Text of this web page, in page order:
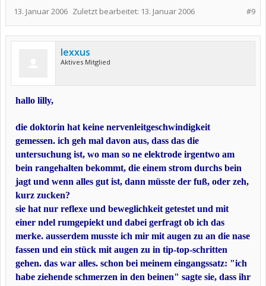
#9
13. Januar 2006 Zuletzt bearbeitet: 13. Januar 2006
lexxus
Aktives Mitglied
hallo lilly,
die doktorin hat keine nervenleitgeschwindigkeit
gemessen. ich geh mal davon aus, dass das die
untersuchung ist, wo man so ne elektrode irgentwo am
bein rangehalten bekommt, die einem strom durchs bein
jagt und wenn alles gut ist, dann müsste der fuß, oder zeh,
kurz zucken?
sie hat nur reflexe und beweglichkeit getestet und mit
einer ndel rumgepiekt und dabei gerfragt ob ich das
merke. ausserdem musste ich mir mit augen zu an die nase
fassen und ein stück mit augen zu in tip-top-schritten
gehen. das war alles. schon bei meinem eingangssatz: "ich
habe ziehende schmerzen in den beinen" sagte sie, dass ihr